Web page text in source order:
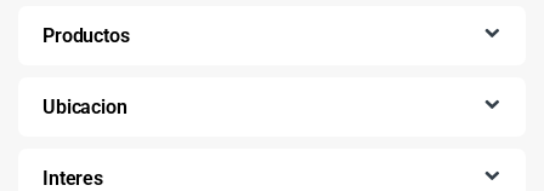
Productos
Ubicacion
Interes